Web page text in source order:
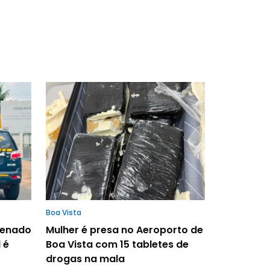
é
Boa Vista
Mulher é presa no Aeroporto de
Boa Vista com 15 tabletes de
drogas na mala